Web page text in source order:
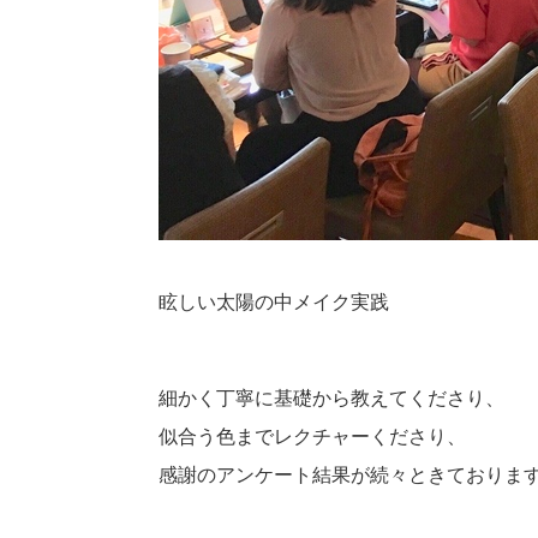
眩しい太陽の中メイク実践
細かく丁寧に基礎から教えてくださり、
似合う色までレクチャーくださり、
感謝のアンケート結果が続々ときておりま